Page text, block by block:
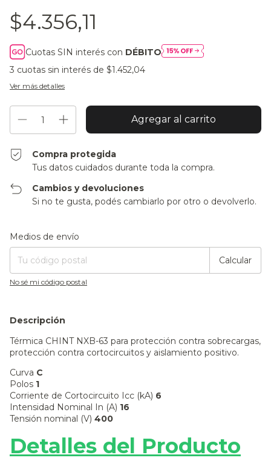
$4.356,11
Cuotas SIN interés con DÉBITO
3 cuotas sin interés de $1.452,04
Ver más detalles
Compra protegida
Tus datos cuidados durante toda la compra.
Cambios y devoluciones
Si no te gusta, podés cambiarlo por otro o devolverlo.
Entregas para el CP:
Medios de envío
Calcular
No sé mi código postal
Descripción
Térmica CHINT NXB-63 para protección contra sobrecargas,
protección contra cortocircuitos y aislamiento positivo.
Curva C
Polos 1
Corriente de Cortocircuito Icc (kA) 6
Intensidad Nominal In (A) 16
Tensión nominal (V) 400
Detalles del Producto